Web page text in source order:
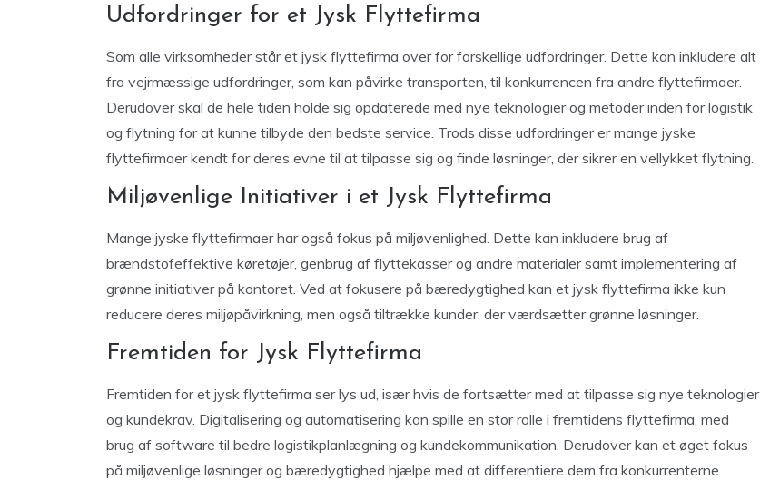
Udfordringer for et Jysk Flyttefirma
Som alle virksomheder står et jysk flyttefirma over for forskellige udfordringer. Dette kan inkludere alt
fra vejrmæssige udfordringer, som kan påvirke transporten, til konkurrencen fra andre flyttefirmaer.
Derudover skal de hele tiden holde sig opdaterede med nye teknologier og metoder inden for logistik
og flytning for at kunne tilbyde den bedste service. Trods disse udfordringer er mange jyske
flyttefirmaer kendt for deres evne til at tilpasse sig og finde løsninger, der sikrer en vellykket flytning.
Miljøvenlige Initiativer i et Jysk Flyttefirma
Mange jyske flyttefirmaer har også fokus på miljøvenlighed. Dette kan inkludere brug af
brændstofeffektive køretøjer, genbrug af flyttekasser og andre materialer samt implementering af
grønne initiativer på kontoret. Ved at fokusere på bæredygtighed kan et jysk flyttefirma ikke kun
reducere deres miljøpåvirkning, men også tiltrække kunder, der værdsætter grønne løsninger.
Fremtiden for Jysk Flyttefirma
Fremtiden for et jysk flyttefirma ser lys ud, især hvis de fortsætter med at tilpasse sig nye teknologier
og kundekrav. Digitalisering og automatisering kan spille en stor rolle i fremtidens flyttefirma, med
brug af software til bedre logistikplanlægning og kundekommunikation. Derudover kan et øget fokus
på miljøvenlige løsninger og bæredygtighed hjælpe med at differentiere dem fra konkurrenterne.